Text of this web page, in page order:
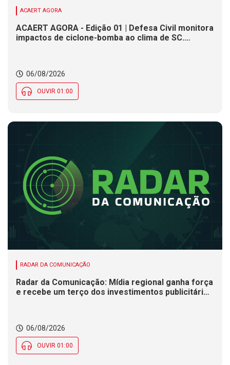
ACAERT AGORA
ACAERT AGORA - Edição 01 | Defesa Civil monitora
impactos de ciclone-bomba ao clima de SC.
seletivo nesta quinta (6)
06/08/2026
OUVIR 01:00
RADAR DA COMUNICAÇÃO
Radar da Comunicação: Mídia regional ganha força
e recebe um terço dos investimentos publicitários
06/08/2026
OUVIR 01:00